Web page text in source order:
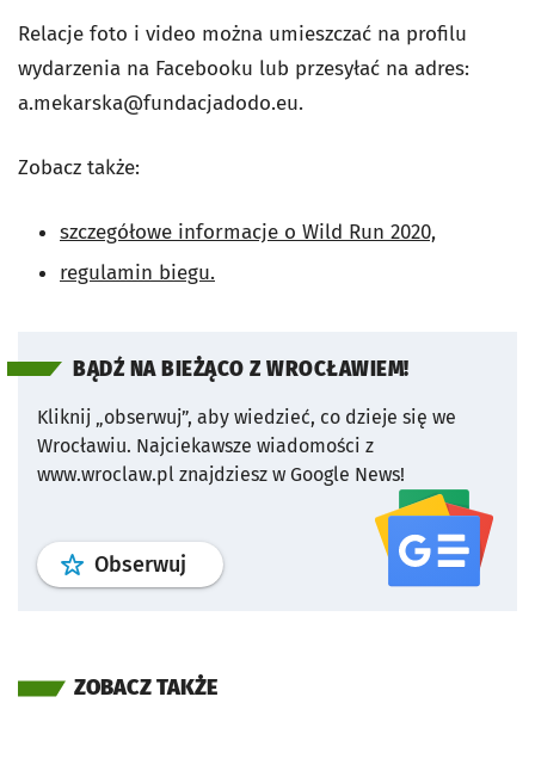
Relacje foto i video można umieszczać na profilu
wydarzenia na Facebooku lub przesyłać na adres:
a.mekarska@fundacjadodo.eu.
Zobacz także:
szczegółowe informacje o Wild Run 2020,
regulamin biegu.
BĄDŹ NA BIEŻĄCO Z WROCŁAWIEM!
Kliknij „obserwuj”, aby wiedzieć, co dzieje się we
Wrocławiu. Najciekawsze wiadomości z
www.wroclaw.pl znajdziesz w Google News!
Obserwuj profil serwisu
ZOBACZ TAKŻE